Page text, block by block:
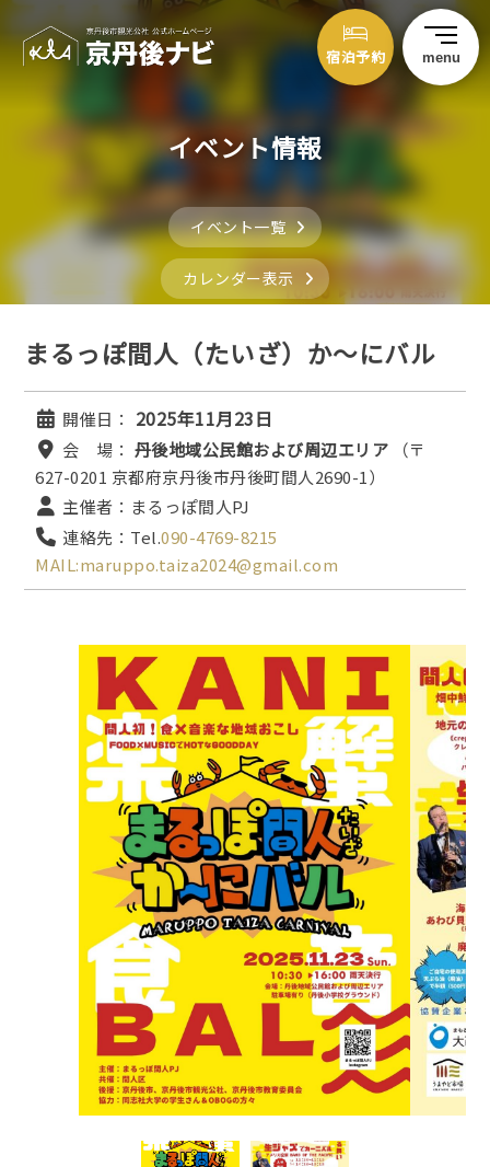
宿泊予約 menu
イベント情報
イベント一覧
カレンダー表示
まるっぽ間人（たいざ）か～にバル
開催日： 2025年11月23日
会 場： 丹後地域公民館および周辺エリア
（〒
627-0201 京都府京丹後市丹後町間人2690-1）
主催者：まるっぽ間人PJ
連絡先：Tel.090-4769-8215
MAIL:maruppo.taiza2024@gmail.com